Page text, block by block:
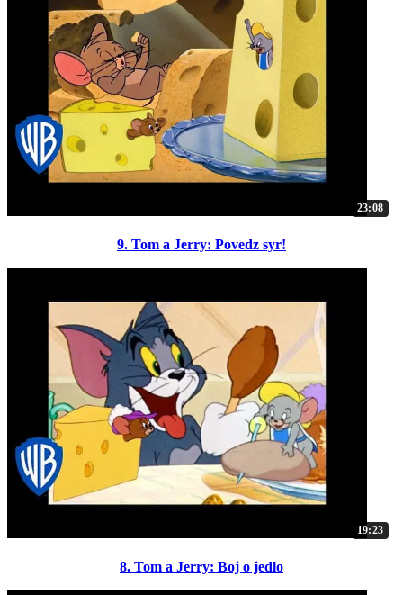
23:08
9. Tom a Jerry: Povedz syr!
19:23
8. Tom a Jerry: Boj o jedlo